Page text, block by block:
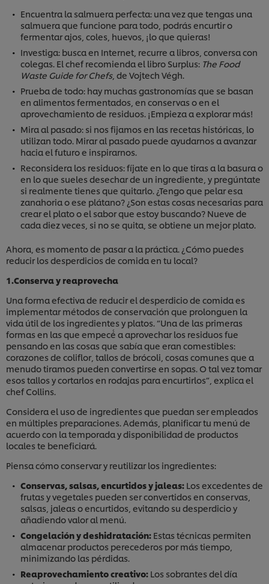
Encuentra la salmuera perfecta: una vez que tengas una
salmuera que funcione para todo, podrás encurtir o
fermentar ajos, coles, huevos, ¡lo que quieras!
Investiga: busca en Internet, recurre a libros, conversa con
colegas. El chef recomienda el libro Surplus: The Food
Waste Guide for Chefs, de Vojtech Végh.
Prueba de todo: hay muchas gastronomías que se basan
en alimentos fermentados, en conservas o en el
aprovechamiento de residuos. ¡Empieza a explorar más!
Mira al pasado: si nos fijamos en las recetas históricas, lo
utilizan todo. Mirar al pasado puede ayudarnos a avanzar
hacia el futuro e inspirarnos.
Reconsidera los residuos: fíjate en lo que tiras a la basura o
en lo que sueles desechar de un ingrediente, y pregúntate
si realmente tienes que quitarlo. ¿Tengo que pelar esa
zanahoria o ese plátano? ¿Son estas cosas necesarias para
crear el plato o el sabor que estoy buscando? Nueve de
cada diez veces, si no se quita, se obtiene un mejor plato.
Ahora, es momento de pasar a la práctica. ¿Cómo puedes
reducir los desperdicios de comida en tu local?
1.Conserva y reaprovecha
Una forma efectiva de reducir el desperdicio de comida es
implementar métodos de conservación que prolonguen la
vida útil de los ingredientes y platos. “Una de las primeras
formas en las que empecé́ a aprovechar los residuos fue
pensando en las cosas que sabía que eran comestibles:
corazones de coliflor, tallos de brócoli, cosas comunes que a
menudo tiramos pueden convertirse en sopas. O tal vez tomar
esos tallos y cortarlos en rodajas para encurtirlos”, explica el
chef Collins.
Considera el uso de ingredientes que puedan ser empleados
en múltiples preparaciones. Además, planificar tu menú de
acuerdo con la temporada y disponibilidad de productos
locales te beneficiará.
Piensa cómo conservar y reutilizar los ingredientes:
Conservas, salsas, encurtidos y jaleas: Los excedentes de
frutas y vegetales pueden ser convertidos en conservas,
salsas, jaleas o encurtidos, evitando su desperdicio y
añadiendo valor al menú.
Congelación y deshidratación: Estas técnicas permiten
almacenar productos perecederos por más tiempo,
minimizando las pérdidas.
Reaprovechamiento creativo: Los sobrantes del día